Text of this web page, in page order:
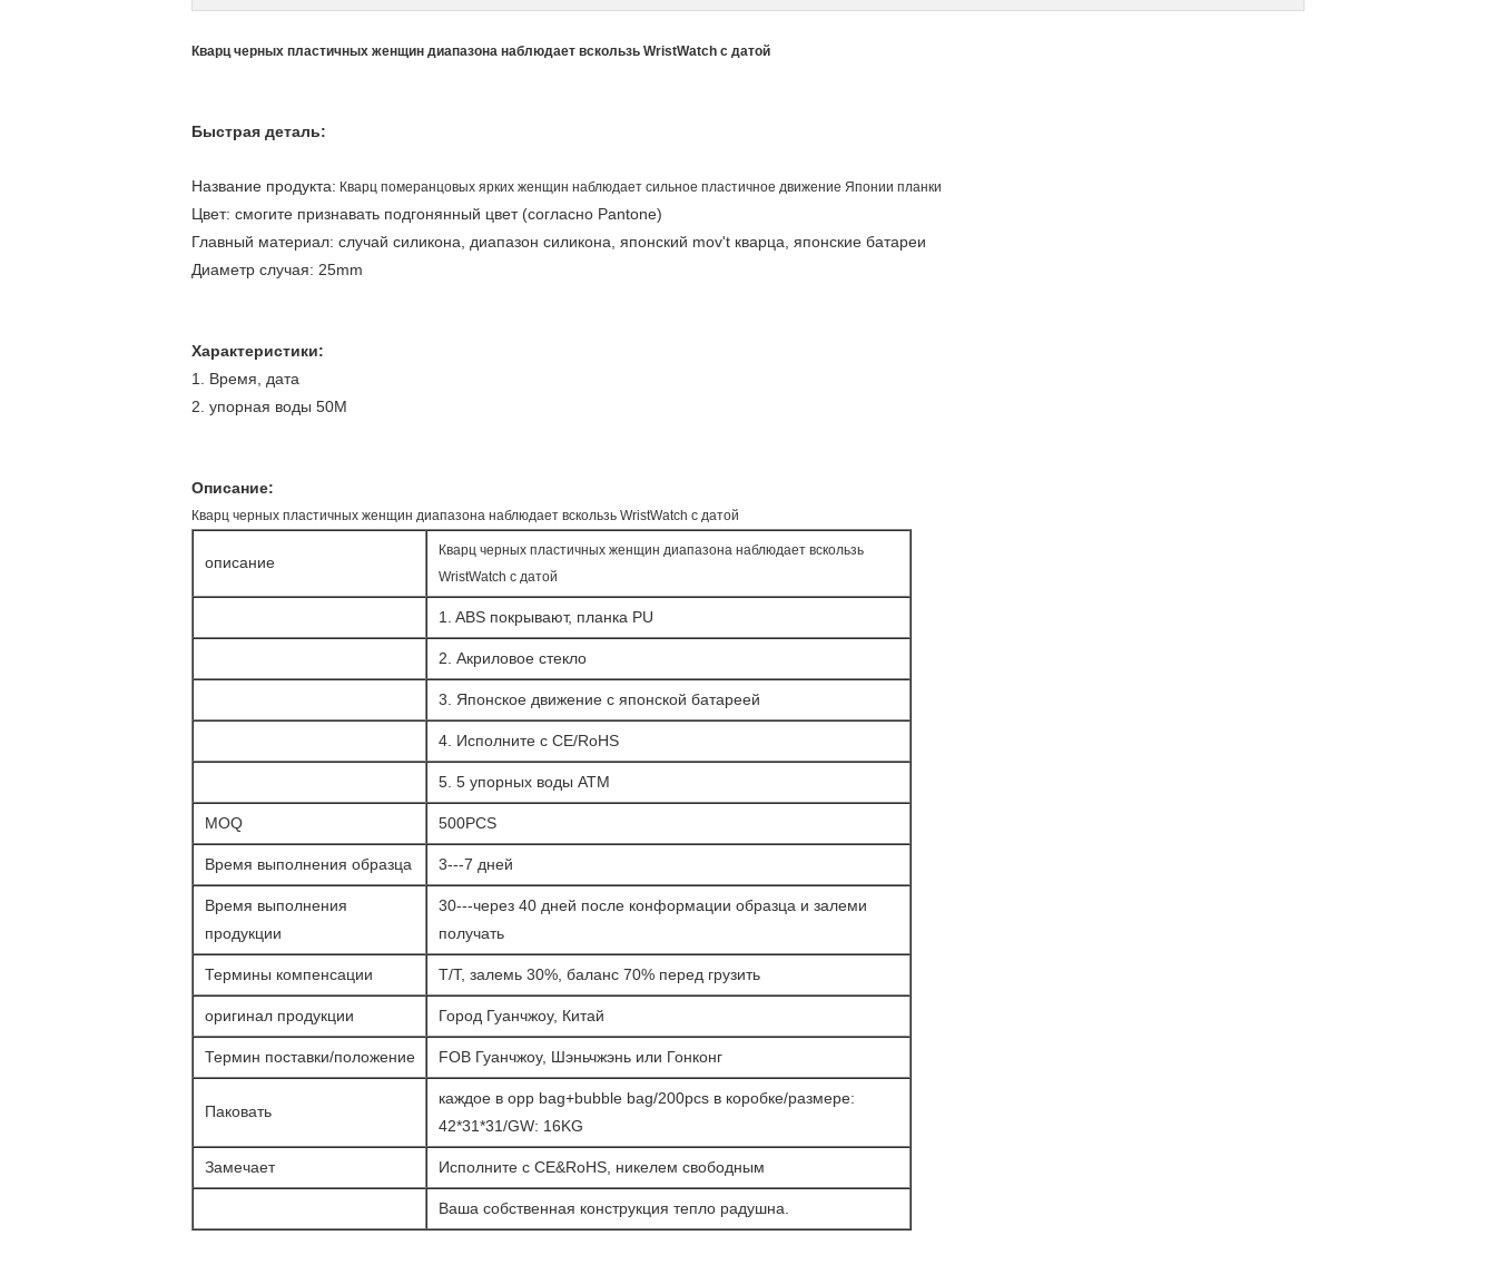
Кварц черных пластичных женщин диапазона наблюдает вскользь WristWatch с датой
Быстрая деталь:
Название продукта: Кварц померанцовых ярких женщин наблюдает сильное пластичное движение Японии планки
Цвет: смогите признавать подгонянный цвет (согласно Pantone)
Главный материал: случай силикона, диапазон силикона, японский mov't кварца, японские батареи
Диаметр случая: 25mm
Характеристики:
1. Время, дата
2. упорная воды 50M
Описание:
Кварц черных пластичных женщин диапазона наблюдает вскользь WristWatch с датой
описание
Кварц черных пластичных женщин диапазона наблюдает вскользь
WristWatch с датой
1. ABS покрывают, планка PU
2. Акриловое стекло
3. Японское движение с японской батареей
4. Исполните с CE/RoHS
5. 5 упорных воды ATM
MOQ 500PCS
Время выполнения образца 3---7 дней
Время выполнения
продукции
30---через 40 дней после конформации образца и залеми
получать
Термины компенсации T/T, залемь 30%, баланс 70% перед грузить
оригинал продукции Город Гуанчжоу, Китай
Термин поставки/положение FOB Гуанчжоу, Шэньчжэнь или Гонконг
Паковать
каждое в opp bag+bubble bag/200pcs в коробке/размере:
42*31*31/GW: 16KG
Замечает Исполните с CE&RoHS, никелем свободным
Ваша собственная конструкция тепло радушна.